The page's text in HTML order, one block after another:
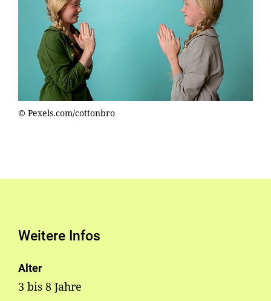
© Pexels.com/cottonbro
Weitere Infos
Alter
3 bis 8 Jahre